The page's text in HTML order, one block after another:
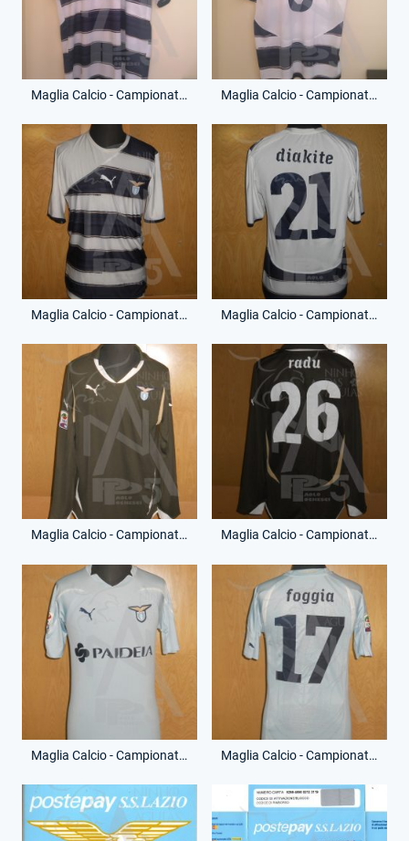
Maglia Calcio - Campionato Serie A - André Dias - 3 - (Fronte) Maglia Calcio - Campionato Serie A - André Dias - 3 - (Retro)
Maglia Calcio - Campionato Serie A - Modibo Diakite - 21 - (Fronte) Maglia Calcio - Campionato Serie A - Modibo Diakite - 21 - (Retro)
Maglia Calcio - Campionato Serie A - Stefan Radu - 26 - (Fronte) Maglia Calcio - Campionato Serie A - Stefan Radu - 26 - (Retro)
Maglia Calcio - Campionato Serie A - Pasquale Foggia - 17 - (Fronte) Maglia Calcio - Campionato Serie A - Stefan Foggia - 17 - (Retro)